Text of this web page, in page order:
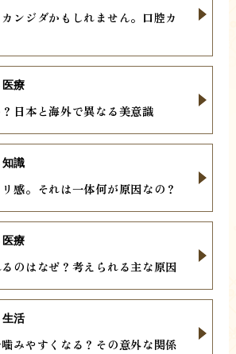
ンジダかもしれません。口腔カ
日本と海外で異なる美意識
医療
感。それは一体何が原因なの？
知識
のはなぜ？考えられる主な原因
医療
みやすくなる？その意外な関係
生活